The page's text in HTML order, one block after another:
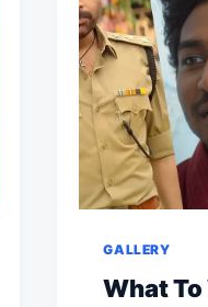
GALLERY
What To